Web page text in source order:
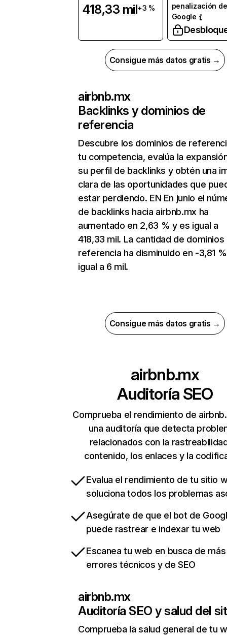
418,33 mil+3 %
penalización de
Google
Consigue más datos gratis →
airbnb.mx
Backlinks y dominios de
referencia
Descubre los dominios de
tu competencia, evalúa la
su perfil de backlinks y obtén una
clara de las oportunidades que
estar perdiendo. EN En junio el
de backlinks hacia airbnb.mx ha
aumentado en 2,63 % y es igual a
418,33 mil. La cantidad de dominios
referencia ha disminuido en -3,81
igual a 6 mil.
Consigue más datos gratis →
airbnb.mx
Auditoría SEO
Comprueba el rendimiento de
una auditoría que detecta
relacionados con la
contenido, los enlaces y la
Evalua el rendimiento de tu sitio
soluciona todos los problemas
Asegúrate de que el bot de
puede rastrear e indexar tu web
Escanea tu web en busca de
errores técnicos y de SEO
airbnb.mx
Auditoría SEO y salud del
Comprueba la salud general de tu